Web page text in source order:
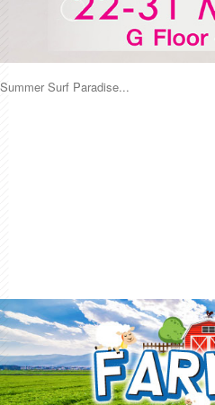
Summer Surf Paradise...